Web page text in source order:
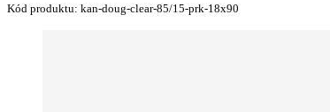
Kód produktu: kan-doug-clear-85/15-prk-18x90